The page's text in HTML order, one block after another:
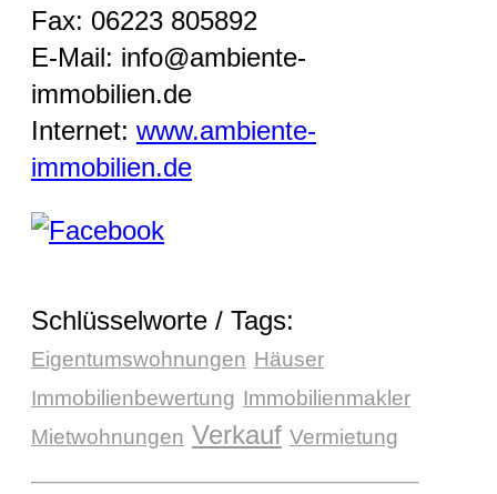
Fax: 06223 805892
E-Mail: info@ambiente-
immobilien.de
Internet: www.ambiente-
immobilien.de
Schlüsselworte / Tags:
Eigentumswohnungen Häuser
Immobilienbewertung Immobilienmakler
Mietwohnungen Verkauf Vermietung